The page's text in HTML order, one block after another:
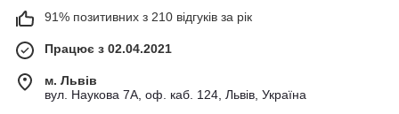
91% позитивних з 210 відгуків за рік
Працює з 02.04.2021
м. Львів
вул. Наукова 7А, оф. каб. 124, Львів, Україна